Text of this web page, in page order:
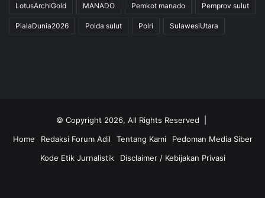
LotusArchiGold MANADO Pemkot manado Pemprov sulut
PialaDunia2026 Polda sulut Polri SulawesiUtara
© Copyright 2026, All Rights Reserved |
Home
Redaksi Forum Adil Tentang Kami
Pedoman Media Siber
Kode Etik Jurnalistik
Disclaimer / Kebijakan Privasi